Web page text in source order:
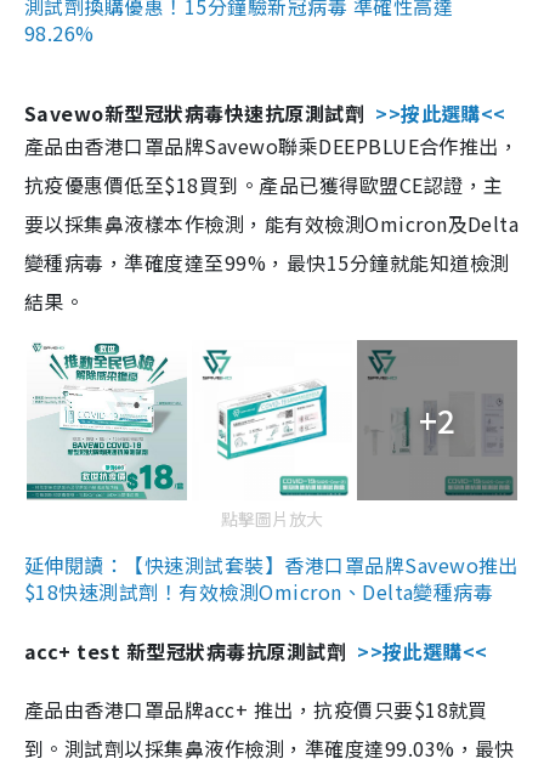
測試劑換購優惠！15分鐘驗新冠病毒 準確性高達
98.26%
Savewo新型冠狀病毒快速抗原測試劑 >>按此選購<<
產品由香港口罩品牌Savewo聯乘DEEPBLUE合作推出，
抗疫優惠價低至$18買到。產品已獲得歐盟CE認證，主
要以採集鼻液樣本作檢測，能有效檢測Omicron及Delta
變種病毒，準確度達至99%，最快15分鐘就能知道檢測
結果。
+2
點擊圖片放大
延伸閱讀：【快速測試套裝】香港口罩品牌Savewo推出
$18快速測試劑！有效檢測Omicron、Delta變種病毒
acc+ test 新型冠狀病毒抗原測試劑 >>按此選購<<
產品由香港口罩品牌acc+ 推出，抗疫價只要$18就買
到。測試劑以採集鼻液作檢測，準確度達99.03%，最快